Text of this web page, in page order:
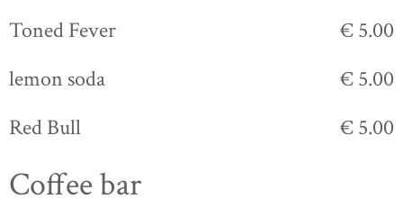
Toned Fever
€ 5.00
lemon soda
€ 5.00
Red Bull
€ 5.00
Coffee bar